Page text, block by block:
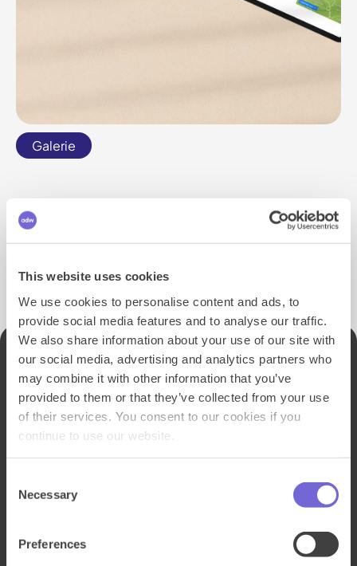
This website uses cookies
We use cookies to personalise content and ads, to
provide social media features and to analyse our traffic.
We also share information about your use of our site with
our social media, advertising and analytics partners who
may combine it with other information that you’ve
provided to them or that they’ve collected from your use
of their services. You consent to our cookies if you
continue to use our website.
Selection
Necessary
Preferences
Galerie
Notre technologie
Depuis des années, Adways développe des
technologies Rich Media innovante pour le desktop, le
mobile et les plateformes de streaming. L’Adways
Studio, notre technologie propriétaire est un logiciel
qui permet de créer des formats videos & display
nos clients. Tous nos formats sont certifiés aux normes
Nos créations sont entièrement mesurables, vous
offrant ainsi un aperçu continu des performances et